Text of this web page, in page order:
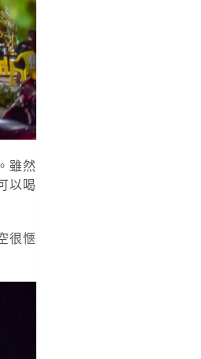
雖然
以喝
很愜